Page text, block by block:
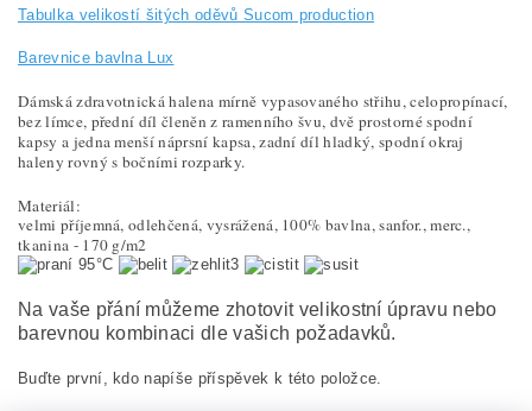
Tabulka velikostí šitých oděvů Sucom production
Barevnice bavlna Lux
Dámská zdravotnická halena mírně vypasovaného střihu, celopropínací,
bez límce, přední díl členěn z ramenního švu, dvě prostorné spodní
kapsy a jedna menší náprsní kapsa, zadní díl hladký, spodní okraj
haleny rovný s bočními rozparky.
Materiál:
velmi příjemná, odlehčená, vysrážená, 100% bavlna, sanfor., merc.,
tkanina - 170 g/m2
95°C
Na vaše přání můžeme zhotovit velikostní úpravu nebo
barevnou kombinaci dle vašich požadavků.
Buďte první, kdo napíše příspěvek k této položce.